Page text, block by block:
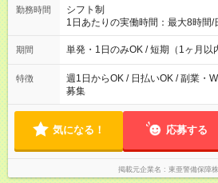
かり【3万円】支給！ ┗研修手当の
給 ┗昼食代も別途支給(500円×3日
勤務時間
シフト制
1日あたりの実働時間：最大8時間
勤】20:00～翌5:00 ・【日勤のみ】【夜勤のみ】もOK♪ ・自分
の都合に合わせて稼げます◎ ・シ
ライベートの予定に 合わせて好
期間 単発・1日のみOK / 短期（1ヶ月以
特徴
週1日からOK / 日払いOK / 副業・
募集
気になる！ 応募する
掲載元企業名 東亜警備保障